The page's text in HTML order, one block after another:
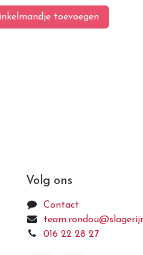
toevoegen
Volg ons
Contact
016 22 28 27